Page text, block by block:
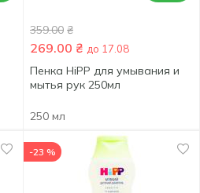
359.00 ₴
269.00 ₴ до 17.08
Пенка HiPP для умывания и
мытья рук 250мл
250 мл
-23 %